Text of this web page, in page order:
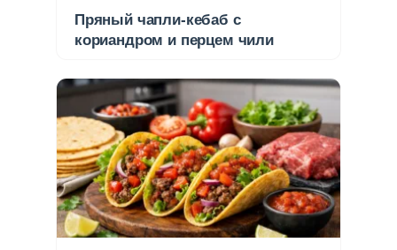
Пряный чапли-кебаб с
кориандром и перцем чили